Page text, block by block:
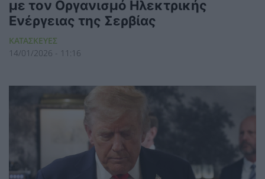
με τον Οργανισμό Ηλεκτρικής
Ενέργειας της Σερβίας
ΚΑΤΑΣΚΕΥΕΣ
14/01/2026 - 11:16